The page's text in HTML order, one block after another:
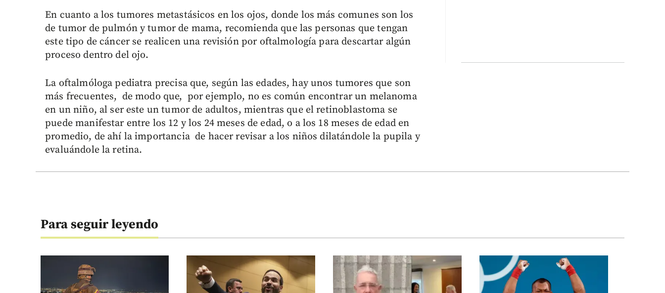
En cuanto a los tumores metastásicos en los ojos, donde los más comunes son los
de tumor de pulmón y tumor de mama, recomienda que las personas que tengan
este tipo de cáncer se realicen una revisión por oftalmología para descartar algún
proceso dentro del ojo.
La oftalmóloga pediatra precisa que, según las edades, hay unos tumores que son
más frecuentes, de modo que, por ejemplo, no es común encontrar un melanoma
en un niño, al ser este un tumor de adultos, mientras que el retinoblastoma se
puede manifestar entre los 12 y los 24 meses de edad, o a los 18 meses de edad en
promedio, de ahí la importancia de hacer revisar a los niños dilatándole la pupila y
evaluándole la retina.
Para seguir leyendo